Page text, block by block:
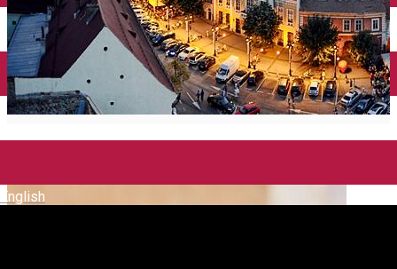
English